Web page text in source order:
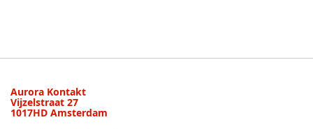
Aurora Kontakt
Vijzelstraat 27
1017HD Amsterdam